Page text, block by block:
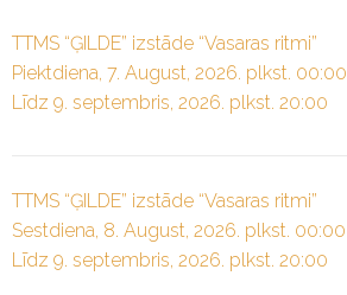
TTMS “ĢILDE” izstāde “Vasaras ritmi”
Piektdiena, 7. August, 2026. plkst. 00:00
Līdz 9. septembris, 2026. plkst. 20:00
TTMS “ĢILDE” izstāde “Vasaras ritmi”
Sestdiena, 8. August, 2026. plkst. 00:00
Līdz 9. septembris, 2026. plkst. 20:00